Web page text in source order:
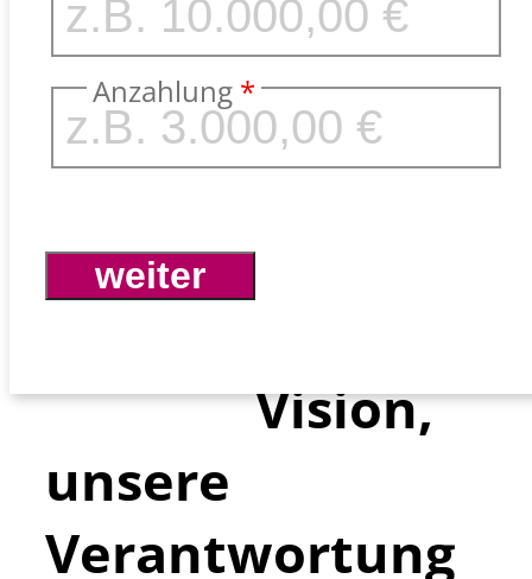
Anzahlung *
Vision,
unsere
Verantwortung